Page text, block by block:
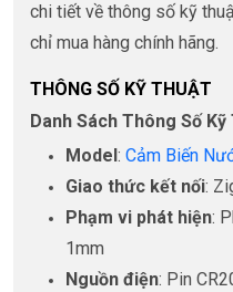
chi tiết về thông số kỹ
chỉ mua hàng chính hãng.
THÔNG SỐ KỸ THUẬT
Danh Sách Thông Số
Model : Cảm Biến
Giao thức kết nối:
Phạm vi phát hiện:
1mm
Nguồn điện: Pin